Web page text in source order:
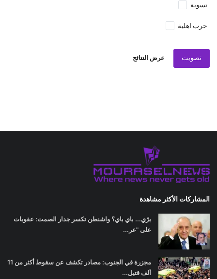
تسوية
حرب اهلية
تصويت عرض النتائج
المشاركات الأكثر مشاهدة
برّي... باي باي؟ واشنطن تكسر جدار الصمت: عقوبات
على "عر...
مجزرة في الجنوب: مصادر تكشف عن سقوط أكثر من 11
ألف قتيل...